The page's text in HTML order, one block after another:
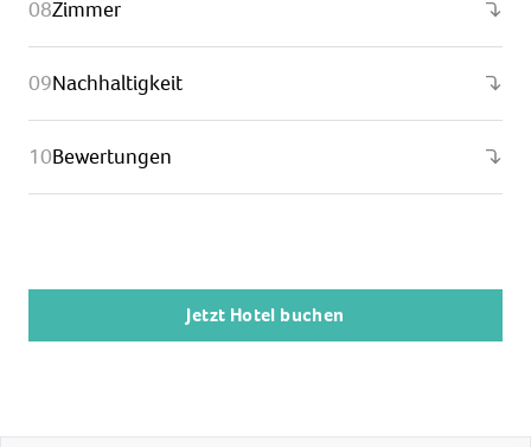
Zimmer
Nachhaltigkeit
Bewertungen
Jetzt Hotel buchen